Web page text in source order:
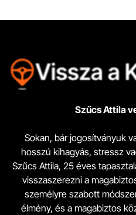
Szűcs Attila
Sokan, bár jogosítványuk
hosszú kihagyás, stressz
Szűcs Attila, 25 éves
visszaszerezni a
személyre szabott
élmény, és a magabiztos